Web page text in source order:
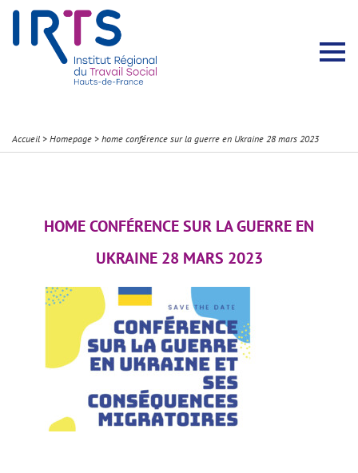
Accueil > Homepage > home conférence sur la guerre en Ukraine 28 mars 2023
HOME CONFÉRENCE SUR LA GUERRE EN
UKRAINE 28 MARS 2023